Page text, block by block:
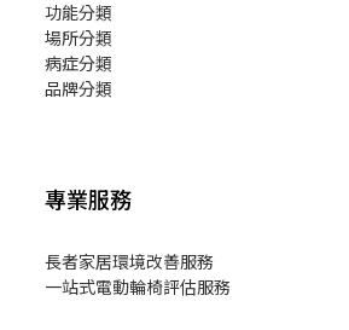
功能分類
場所分類
病症分類
品牌分類
專業服務
長者家居環境改善服務
一站式電動輪椅評估服務